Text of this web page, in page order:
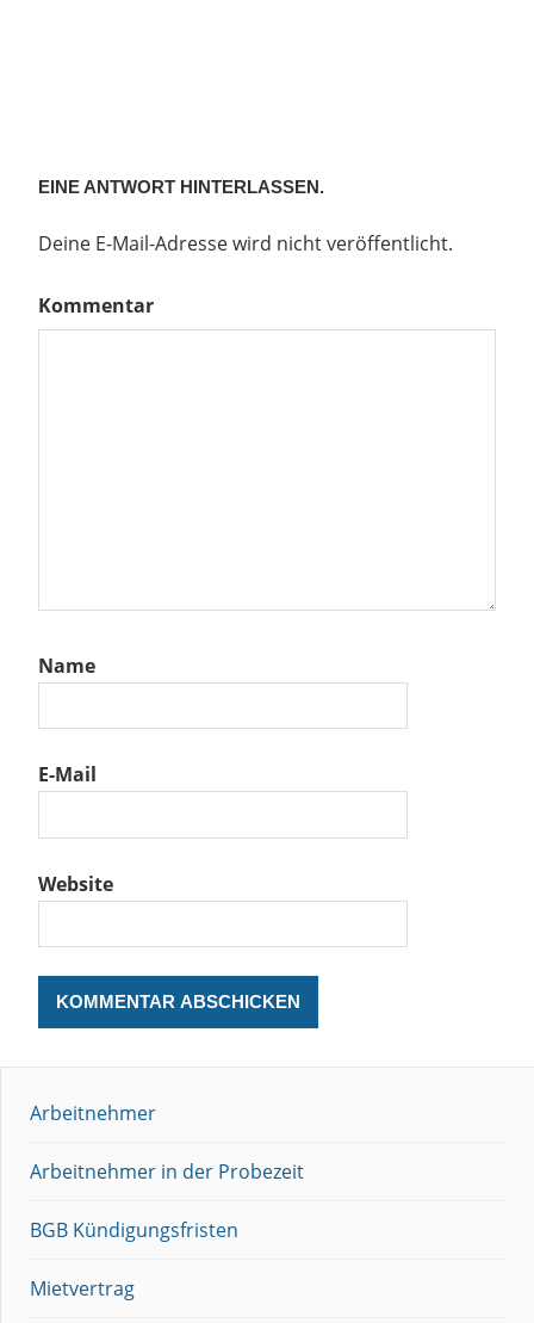
EINE ANTWORT HINTERLASSEN.
Deine E-Mail-Adresse wird nicht veröffentlicht.
Kommentar
Name
E-Mail
Website
Arbeitnehmer
Arbeitnehmer in der Probezeit
BGB Kündigungsfristen
Mietvertrag